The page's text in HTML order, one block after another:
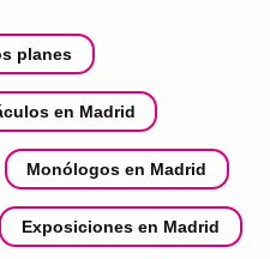
planes
en Madrid
Monólogos en Madrid
Exposiciones en Madrid